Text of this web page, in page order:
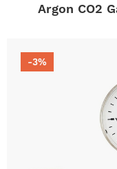
Argon CO2
-3%